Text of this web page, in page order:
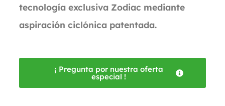
tecnología exclusiva Zodiac mediante
aspiración ciclónica patentada.
¡ Pregunta por nuestra oferta
especial !